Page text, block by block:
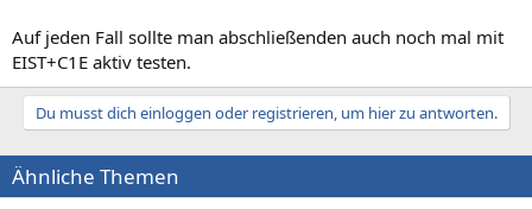
Auf jeden Fall sollte man abschließenden auch noch mal mit
EIST+C1E aktiv testen.
Du musst dich einloggen oder registrieren, um hier zu antworten.
Ähnliche Themen